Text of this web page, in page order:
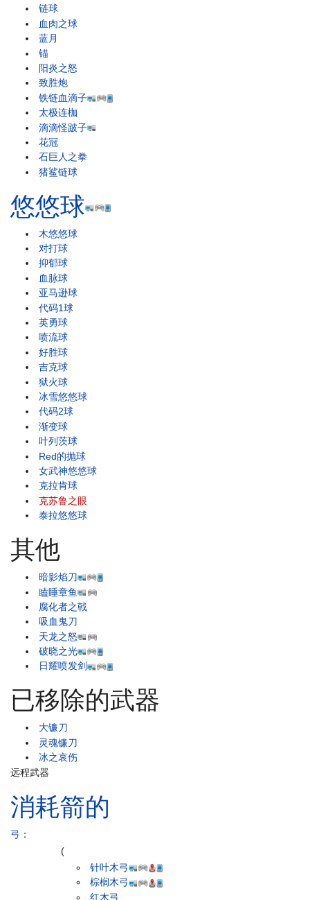
链球
血肉之球
蓝月
锚
阳炎之怒
致胜炮
铁链血滴子
太极连枷
滴滴怪跛子
花冠
石巨人之拳
猪鲨链球
悠悠球
木悠悠球
对打球
抑郁球
血脉球
亚马逊球
代码1球
英勇球
喷流球
好胜球
吉克球
狱火球
冰雪悠悠球
代码2球
渐变球
叶列茨球
Red的抛球
女武神悠悠球
克拉肯球
克苏鲁之眼
泰拉悠悠球
其他
暗影焰刀
瞌睡章鱼
腐化者之戟
吸血鬼刀
天龙之怒
破晓之光
日耀喷发剑
已移除的武器
大镰刀
灵魂镰刀
冰之哀伤
远程武器
消耗箭的
弓 ：
(
针叶木弓
棕榈木弓
红木弓